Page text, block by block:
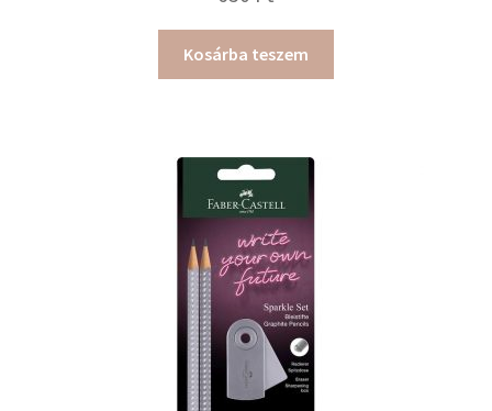
Kosárba teszem